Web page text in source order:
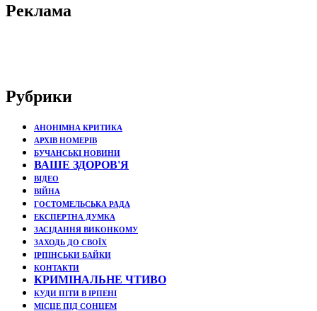
Реклама
Рубрики
АНОНІМНА КРИТИКА
АРХІВ НОМЕРІВ
БУЧАНСЬКІ НОВИНИ
ВАШЕ ЗДОРОВ'Я
ВІДЕО
ВІЙНА
ГОСТОМЕЛЬСЬКА РАДА
ЕКСПЕРТНА ДУМКА
ЗАСІДАННЯ ВИКОНКОМУ
ЗАХОДЬ ДО СВОЇХ
ІРПІНСЬКИ БАЙКИ
КОНТАКТИ
КРИМІНАЛЬНЕ ЧТИВО
КУДИ ПІТИ В ІРПЕНІ
МІСЦЕ ПІД СОНЦЕМ